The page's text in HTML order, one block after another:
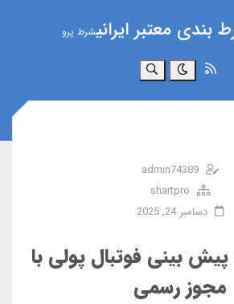
معتبر ایرانیشرط پرو
جستجو
admin74389
shartpro
دسامبر 24, 2025
پیش‌ بینی فوتبال پولی با
مجوز رسمی